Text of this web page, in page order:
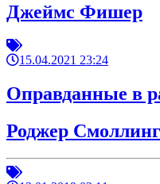
Джеймс Фишер
15.04.2021 23:24
Оправданные в
Роджер Смоллинг